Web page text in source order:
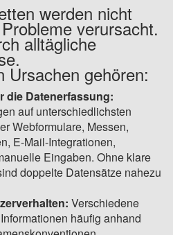
werden nicht
verursacht.
alltägliche
Ursachen gehören:
die Datenerfassung:
auf unterschiedlichsten
Webformulare, Messen,
E-Mail-Integrationen,
Eingaben. Ohne klare
doppelte Datensätze nahezu
Verschiedene
häufig anhand